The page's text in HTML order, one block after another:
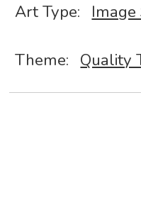
Art Type:
Theme: Quality